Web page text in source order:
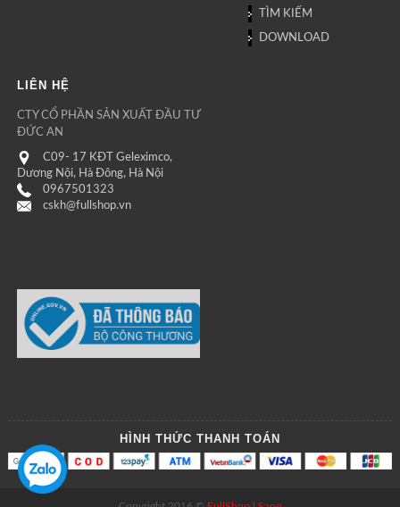
TÌM KIẾM
DOWNLOAD
LIÊN HỆ
CTY CỔ PHẦN SẢN XUẤT ĐẦU TƯ
ĐỨC AN
C09- 17 KĐT Geleximco,
Dương Nội, Hà Đông, Hà Nội
0967501323
cskh@fullshop.vn
HÌNH THỨC THANH TOÁN